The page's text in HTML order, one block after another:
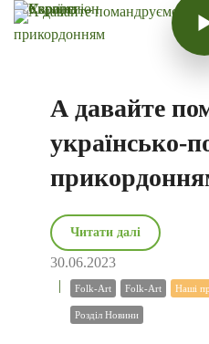
А давайте
українсько-
Читати далі
30.06.2023
Folk-Art Folk-Art Наші
Розділ Новини